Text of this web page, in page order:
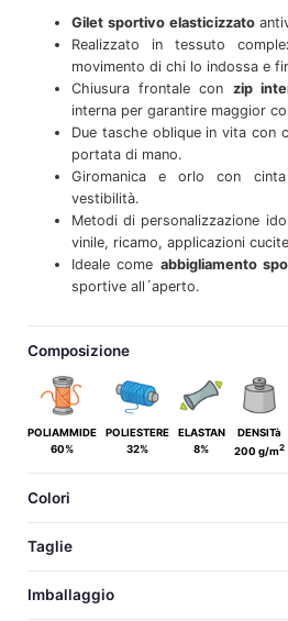
Gilet sportivo elasticizzato
Realizzato in tessuto
movimento di chi lo indossa e
Chiusura frontale con zip
interna per garantire maggior
Due tasche oblique in vita con
portata di mano.
Giromanica e orlo con
vestibilità.
Metodi di personalizzazione
vinile, ricamo, applicazioni
Ideale come abbigliamento
sportive all´aperto.
Composizione
POLIAMMIDE
60%
POLIESTERE
32%
ELASTAN
8%
DENSITà
200 g/m2
Colori
Taglie
Imballaggio